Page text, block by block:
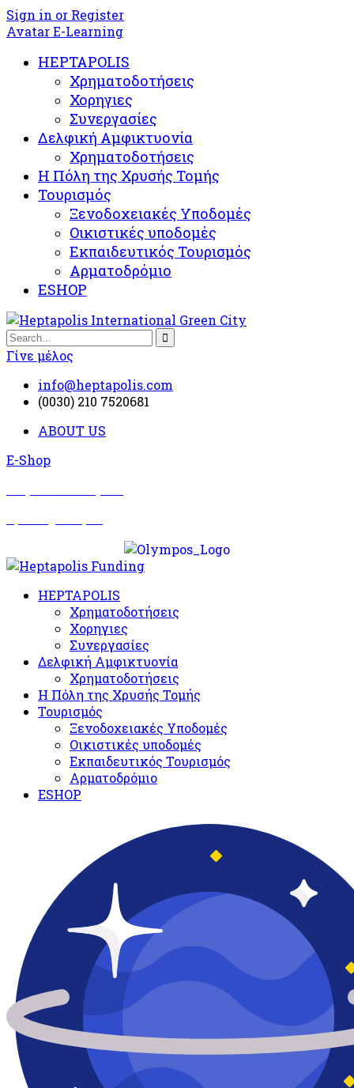
Sign in or Register
Avatar E-Learning
HEPTAPOLIS
Χρηματοδοτήσεις
Χορηγιες
Συνεργασίες
Δελφική Αμφικτυονία
Χρηματοδοτήσεις
Η Πόλη της Χρυσής Τομής
Τουρισμός
Ξενοδοχειακές Υποδομές​
Oικιστικές υποδομές
Εκπαιδευτικός Τουρισμός
Αρματοδρόμιο
ESHOP
Γίνε μέλος
info@heptapolis.com
(0030) 210 7520681
ABOUT US
E-Shop
HEPTAPOLIS
Χρηματοδοτήσεις
Χορηγιες
Συνεργασίες
Δελφική Αμφικτυονία
Χρηματοδοτήσεις
Η Πόλη της Χρυσής Τομής
Τουρισμός
Ξενοδοχειακές Υποδομές​
Oικιστικές υποδομές
Εκπαιδευτικός Τουρισμός
Αρματοδρόμιο
ESHOP